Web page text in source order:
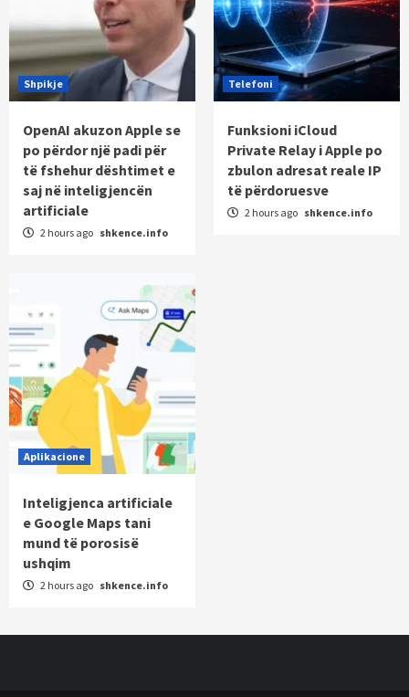
Shpikje
OpenAI akuzon Apple se
po përdor një padi për
të fshehur dështimet e
saj në inteligjencën
artificiale
2 hours ago shkence.info
Telefoni
Funksioni iCloud
Private Relay i Apple po
zbulon adresat reale IP
të përdoruesve
2 hours ago shkence.info
Aplikacione
Inteligjenca artificiale
e Google Maps tani
mund të porosisë
ushqim
2 hours ago shkence.info